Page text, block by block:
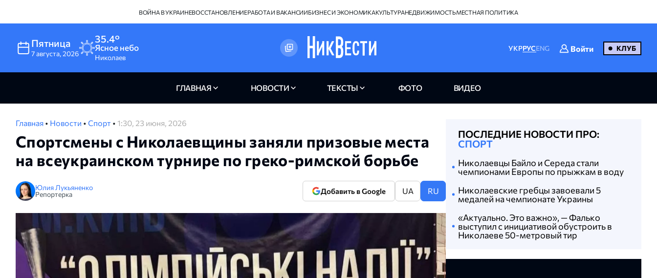
ВОЙНА В УКРАИНЕВОССТАНОВЛЕНИЕРАБОТА И ВАКАНСИИБИЗНЕС И ЭКОНОМИКАКУЛЬТУРАНЕДВИЖИМОСТЬМЕСТНАЯ ПОЛИТИКА
Пятница
7августа,2026
35.4°
Ясное небо
Николаев
УКРРУСENG Войти КЛУБ
ГЛАВНАЯ НОВОСТИ ТЕКСТЫ ФОТО ВИДЕО
Главная • Новости • Спорт • 1:30, 23 июня, 2026
Спортсмены с Николаевщины заняли призовые места
на всеукраинском турнире по греко-римской борьбе
Юлия Лукьяненко
Репортерка
Добавить в Google UA RU
ПОСЛЕДНИЕ НОВОСТИ ПРО:
СПОРТ
Николаевцы Байло и Середа стали
чемпионами Европы по прыжкам в воду
Николаевские гребцы завоевали 5
медалей на чемпионате Украины
«Актуально. Это важно», — Фалько
выступил с инициативой обустроить в
Николаеве 50-метровый тир